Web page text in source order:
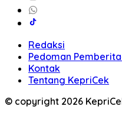
Redaksi
Pedoman
Kontak
Tentang KepriCek
© copyright 2026